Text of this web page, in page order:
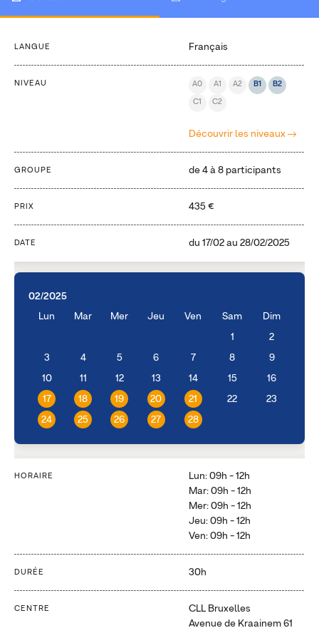
LANGUE Français
NIVEAU A0 A1 A2 B1 B2
C1 C2
Découvrir les niveaux
GROUPE de 4 à 8 participants
PRIX 435 €
DATE du 17/02au 28/02/2025
02/2025
Lun
Mar Mer Jeu Ven Sam Dim
1 2
3 4 5 6 7 8 9
10 11 12 13 14 15 16
17 18 19 20 21 22 23
24 25 26 27 28
HORAIRE
Lun: 09h - 12h
Mar: 09h - 12h
Mer: 09h - 12h
Jeu: 09h - 12h
Ven: 09h - 12h
DURÉE 30h
CENTRE
CLL Bruxelles
Avenue de Kraainem 61